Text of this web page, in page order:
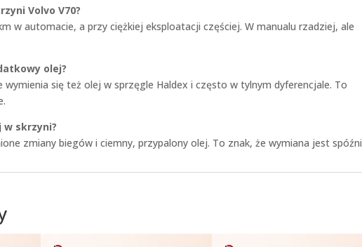
Volvo V70?
w automacie, a przy ciężkiej eksploatacji częściej. W manualu rzadziej, ale
olej?
wymienia się też olej w sprzęgle Haldex i często w tylnym dyferencjale. To
w skrzyni?
zmiany biegów i ciemny, przypalony olej. To znak, że wymiana jest